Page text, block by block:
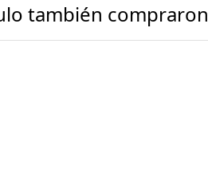
también compraron